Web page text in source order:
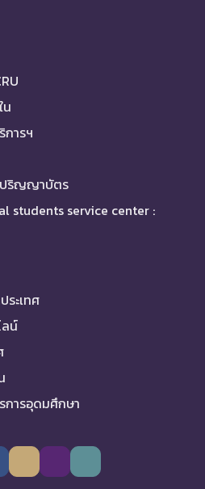
น
การฯ
ปริญญาบัตร
students service center :
ระเทศ
ลน์
การอุดมศึกษา